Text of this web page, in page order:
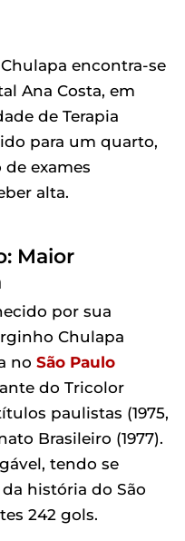
encontra-se
Ana Costa, em
de Terapia
para um quarto,
exames
alta.
Maior
por sua
Chulapa
no São Paulo
do Tricolor
paulistas (1975,
Brasileiro (1977).
tendo se
história do São
242 gols.